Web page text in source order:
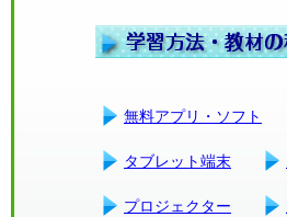
無料アプリ・ソフト
タブレット端末
プロジェクター